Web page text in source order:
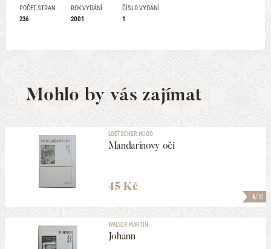
POČET STRAN
236
ROK VYDÁNÍ
2001
ČÍSLO VYDÁNÍ
1
Mohlo by vás zajímat
6/10
LOETSCHER HUGO
Mandarínovy oči
45 Kč
WALSER MARTIN
Johann